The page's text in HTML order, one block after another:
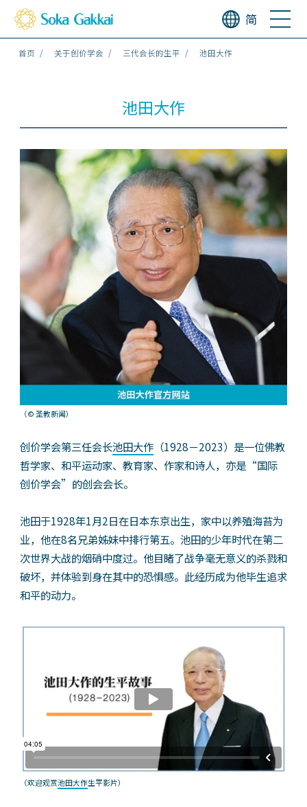
简
首页 关于创价学会 三代会长的生平 池田大作
池田大作
（© 圣教新闻）
创价学会第三任会长池田大作（1928－2023）是一位佛教
哲学家、和平运动家、教育家、作家和诗人，亦是“国际
创价学会”的创会会长。
池田于1928年1月2日在日本东京出生，家中以养殖海苔为
业，他在8名兄弟姊妹中排行第五。池田的少年时代在第二
次世界大战的烟硝中度过。他目睹了战争毫无意义的杀戮和
破坏，并体验到身在其中的恐惧感。此经历成为他毕生追求
和平的动力。
（欢迎观赏池田大作生平影片）